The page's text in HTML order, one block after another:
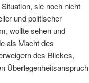
sie noch nicht
und politischer
wollte sehen und
als Macht des
des Blickes,
Überlegenheitsanspruch